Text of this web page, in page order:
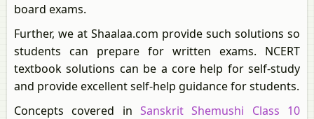
board exams.
Further, we at Shaalaa.com provide such solutions so
students can prepare for written exams. NCERT
textbook solutions can be a core help for self-study
and provide excellent self-help guidance for students.
Concepts covered in Sanskrit Shemushi Class 10